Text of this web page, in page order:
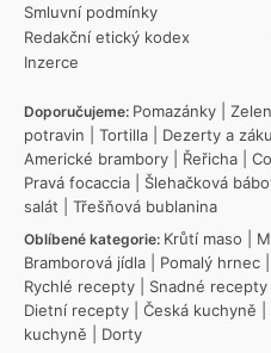
Smluvní podmínky
Redakční etický kodex
Inzerce
Doporučujeme: Pomazánky
potravin
Tortilla Dezerty a
Americké brambory
Řeřicha
Pravá focaccia
Šlehačková
salát
Třešňová bublanina
Oblíbené kategorie: Krůtí maso
Bramborová jídla
Pomalý hrnec
Rychlé recepty
Snadné recepty
Dietní recepty
Česká kuchyně
kuchyně
Dorty